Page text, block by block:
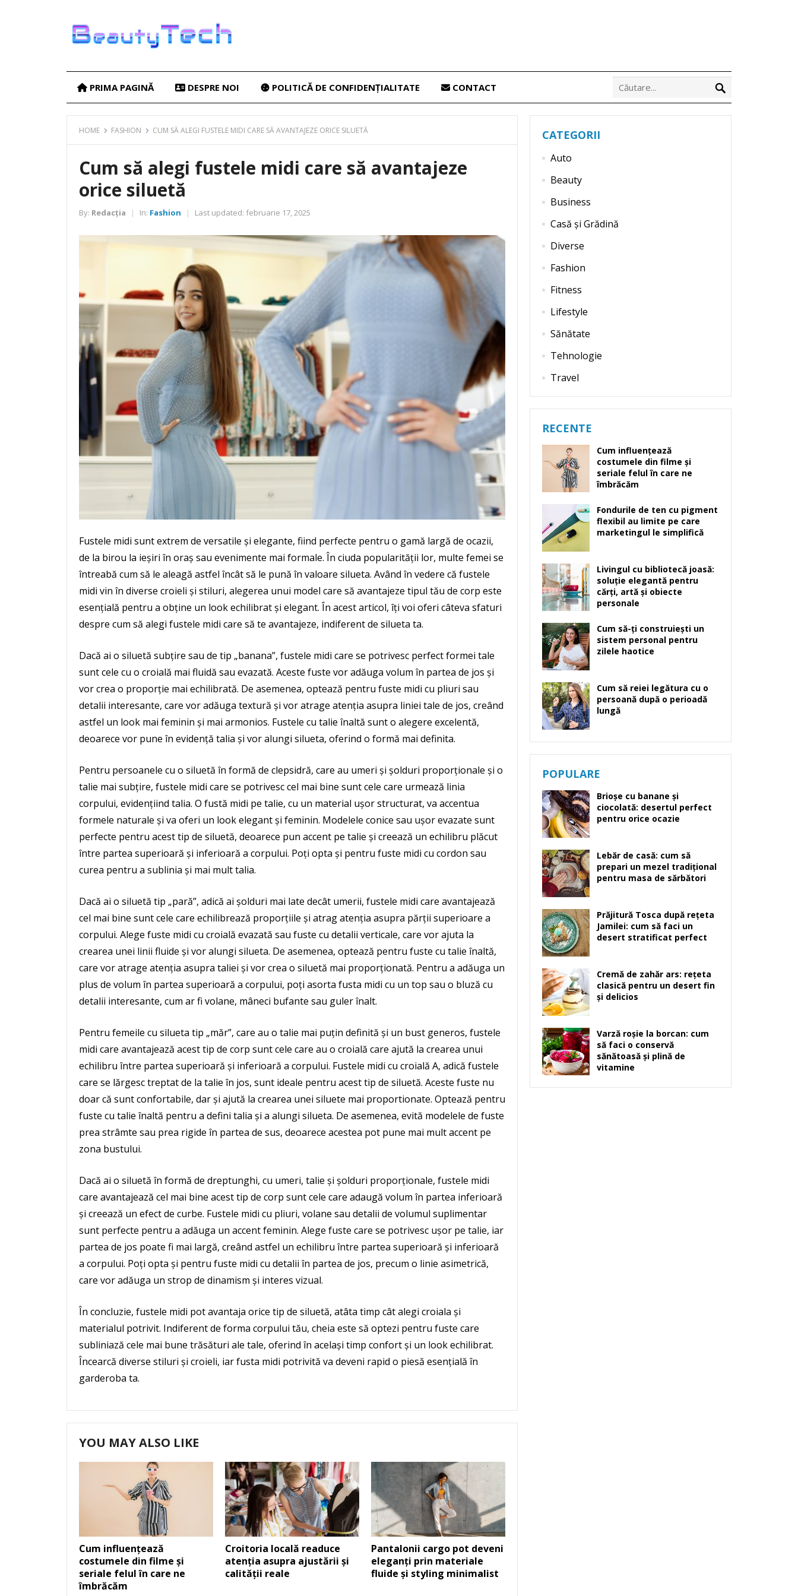
PRIMA PAGINĂ DESPRE NOI POLITICĂ DE CONFIDENȚIALITATE CONTACT
HOME FASHION CUM SĂ ALEGI FUSTELE MIDI CARE SĂ AVANTAJEZE ORICE SILUETĂ
Cum să alegi fustele midi care să avantajeze
orice siluetă
By: Redacția | In: Fashion | Last updated: februarie 17, 2025
Fustele midi sunt extrem de versatile și elegante, fiind perfecte pentru o gamă largă de ocazii,
de la birou la ieșiri în oraș sau evenimente mai formale. În ciuda popularității lor, multe femei se
întreabă cum să le aleagă astfel încât să le pună în valoare silueta. Având în vedere că fustele
midi vin în diverse croieli și stiluri, alegerea unui model care să avantajeze tipul tău de corp este
esențială pentru a obține un look echilibrat și elegant. În acest articol, îți voi oferi câteva sfaturi
despre cum să alegi fustele midi care să te avantajeze, indiferent de silueta ta.
Dacă ai o siluetă subțire sau de tip „banana”, fustele midi care se potrivesc perfect formei tale
sunt cele cu o croială mai fluidă sau evazată. Aceste fuste vor adăuga volum în partea de jos și
vor crea o proporție mai echilibrată. De asemenea, optează pentru fuste midi cu pliuri sau
detalii interesante, care vor adăuga textură și vor atrage atenția asupra liniei tale de jos, creând
astfel un look mai feminin și mai armonios. Fustele cu talie înaltă sunt o alegere excelentă,
deoarece vor pune în evidență talia și vor alungi silueta, oferind o formă mai definita.
Pentru persoanele cu o siluetă în formă de clepsidră, care au umeri și șolduri proporționale și o
talie mai subțire, fustele midi care se potrivesc cel mai bine sunt cele care urmează linia
corpului, evidențiind talia. O fustă midi pe talie, cu un material ușor structurat, va accentua
formele naturale și va oferi un look elegant și feminin. Modelele conice sau ușor evazate sunt
perfecte pentru acest tip de siluetă, deoarece pun accent pe talie și creează un echilibru plăcut
între partea superioară și inferioară a corpului. Poți opta și pentru fuste midi cu cordon sau
curea pentru a sublinia și mai mult talia.
Dacă ai o siluetă tip „pară”, adică ai șolduri mai late decât umerii, fustele midi care avantajează
cel mai bine sunt cele care echilibrează proporțiile și atrag atenția asupra părții superioare a
corpului. Alege fuste midi cu croială evazată sau fuste cu detalii verticale, care vor ajuta la
crearea unei linii fluide și vor alungi silueta. De asemenea, optează pentru fuste cu talie înaltă,
care vor atrage atenția asupra taliei și vor crea o siluetă mai proporționată. Pentru a adăuga un
plus de volum în partea superioară a corpului, poți asorta fusta midi cu un top sau o bluză cu
detalii interesante, cum ar fi volane, mâneci bufante sau guler înalt.
Pentru femeile cu silueta tip „măr”, care au o talie mai puțin definită și un bust generos, fustele
midi care avantajează acest tip de corp sunt cele care au o croială care ajută la crearea unui
echilibru între partea superioară și inferioară a corpului. Fustele midi cu croială A, adică fustele
care se lărgesc treptat de la talie în jos, sunt ideale pentru acest tip de siluetă. Aceste fuste nu
doar că sunt confortabile, dar și ajută la crearea unei siluete mai proportionate. Optează pentru
fuste cu talie înaltă pentru a defini talia și a alungi silueta. De asemenea, evită modelele de fuste
prea strâmte sau prea rigide în partea de sus, deoarece acestea pot pune mai mult accent pe
zona bustului.
Dacă ai o siluetă în formă de dreptunghi, cu umeri, talie și șolduri proporționale, fustele midi
care avantajează cel mai bine acest tip de corp sunt cele care adaugă volum în partea inferioară
și creează un efect de curbe. Fustele midi cu pliuri, volane sau detalii de volumul suplimentar
sunt perfecte pentru a adăuga un accent feminin. Alege fuste care se potrivesc ușor pe talie, iar
partea de jos poate fi mai largă, creând astfel un echilibru între partea superioară și inferioară
a corpului. Poți opta și pentru fuste midi cu detalii în partea de jos, precum o linie asimetrică,
care vor adăuga un strop de dinamism și interes vizual.
În concluzie, fustele midi pot avantaja orice tip de siluetă, atâta timp cât alegi croiala și
materialul potrivit. Indiferent de forma corpului tău, cheia este să optezi pentru fuste care
subliniază cele mai bune trăsături ale tale, oferind în același timp confort și un look echilibrat.
Încearcă diverse stiluri și croieli, iar fusta midi potrivită va deveni rapid o piesă esențială în
garderoba ta.
YOU MAY ALSO LIKE
Cum influențează
costumele din filme și
seriale felul în care ne
îmbrăcăm
Croitoria locală readuce
atenția asupra ajustării și
calității reale
Pantalonii cargo pot deveni
eleganți prin materiale
fluide și styling minimalist
CATEGORII
Auto
Beauty
Business
Casă și Grădină
Diverse
Fashion
Fitness
Lifestyle
Sănătate
Tehnologie
Travel
RECENTE
Cum influențează
costumele din filme și
seriale felul în care ne
îmbrăcăm
Fondurile de ten cu pigment
flexibil au limite pe care
marketingul le simplifică
Livingul cu bibliotecă joasă:
soluție elegantă pentru
cărți, artă și obiecte
personale
Cum să-ți construiești un
sistem personal pentru
zilele haotice
Cum să reiei legătura cu o
persoană după o perioadă
lungă
POPULARE
Brioșe cu banane și
ciocolată: desertul perfect
pentru orice ocazie
Lebăr de casă: cum să
prepari un mezel tradițional
pentru masa de sărbători
Prăjitură Tosca după rețeta
Jamilei: cum să faci un
desert stratificat perfect
Cremă de zahăr ars: rețeta
clasică pentru un desert fin
și delicios
Varză roșie la borcan: cum
să faci o conservă
sănătoasă și plină de
vitamine